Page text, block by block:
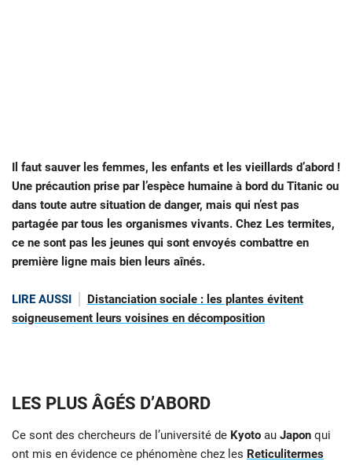
Il faut sauver les femmes, les enfants et les vieillards d’abord !
Une précaution prise par l’espèce humaine à bord du Titanic ou
dans toute autre situation de danger, mais qui n’est pas
partagée par tous les organismes vivants. Chez Les termites,
ce ne sont pas les jeunes qui sont envoyés combattre en
première ligne mais bien leurs aînés.
LIRE AUSSI
Distanciation sociale : les plantes évitent
soigneusement leurs voisines en décomposition
LES PLUS ÂGÉS D’ABORD
Ce sont des chercheurs de l’université de Kyoto au Japon qui
ont mis en évidence ce phénomène chez les Reticulitermes